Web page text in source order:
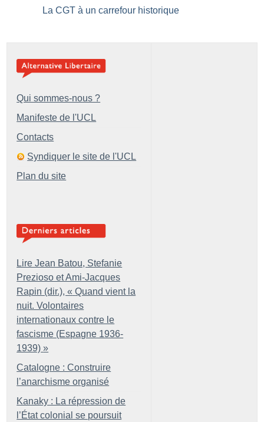
La CGT à un carrefour historique
Qui sommes-nous ?
Manifeste de l'UCL
Contacts
Syndiquer le site de l'UCL
Plan du site
Lire Jean Batou, Stefanie
Prezioso et Ami-Jacques
Rapin (dir.), « Quand vient la
nuit. Volontaires
internationaux contre le
fascisme (Espagne 1936-
1939) »
Catalogne : Construire
l’anarchisme organisé
Kanaky : La répression de
l’État colonial se poursuit